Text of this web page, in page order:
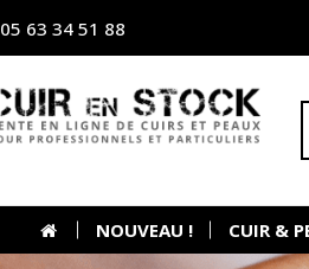
05 63 34 51 88
NOUVEAU ! CUIR &